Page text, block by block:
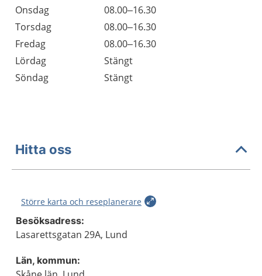
Onsdag
08.00–16.30
Torsdag
08.00–16.30
Fredag
08.00–16.30
Lördag
Stängt
Söndag
Stängt
Hitta oss
Större karta och reseplanerare
Besöksadress:
Lasarettsgatan 29A, Lund
Län, kommun: